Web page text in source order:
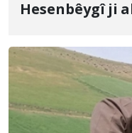
Hesenbêygî ji